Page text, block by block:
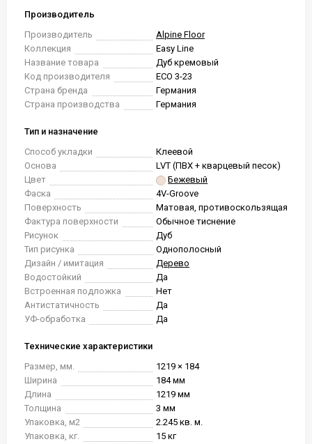
Производитель
Производитель
Alpine Floor
Коллекция
Easy Line
Название товара
Дуб кремовый
Код производителя
ECO 3-23
Страна бренда
Германия
Страна производства
Германия
Тип и назначение
Способ укладки
Клеевой
Основа
LVT (ПВХ + кварцевый песок)
Цвет
Бежевый
Фаска
4V-Groove
Поверхность
Матовая, противоскользящая
Фактура поверхности
Обычное тиснение
Рисунок
Дуб
Тип рисунка
Однополосный
Дизайн / имитация
Дерево
Водостойкий
Да
Встроенная подложка
Нет
Антистатичность
Да
УФ-обработка
Да
Технические характеристики
Размер, мм.
1219 × 184
Ширина
184 мм
Длина
1219 мм
Толщина
3 мм
Упаковка, м2
2.245 кв. м.
Упаковка, кг.
15 кг